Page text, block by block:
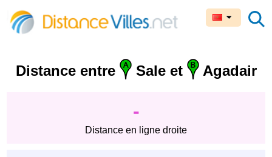
Distance entre Sale et Agadair
-
Distance en ligne droite